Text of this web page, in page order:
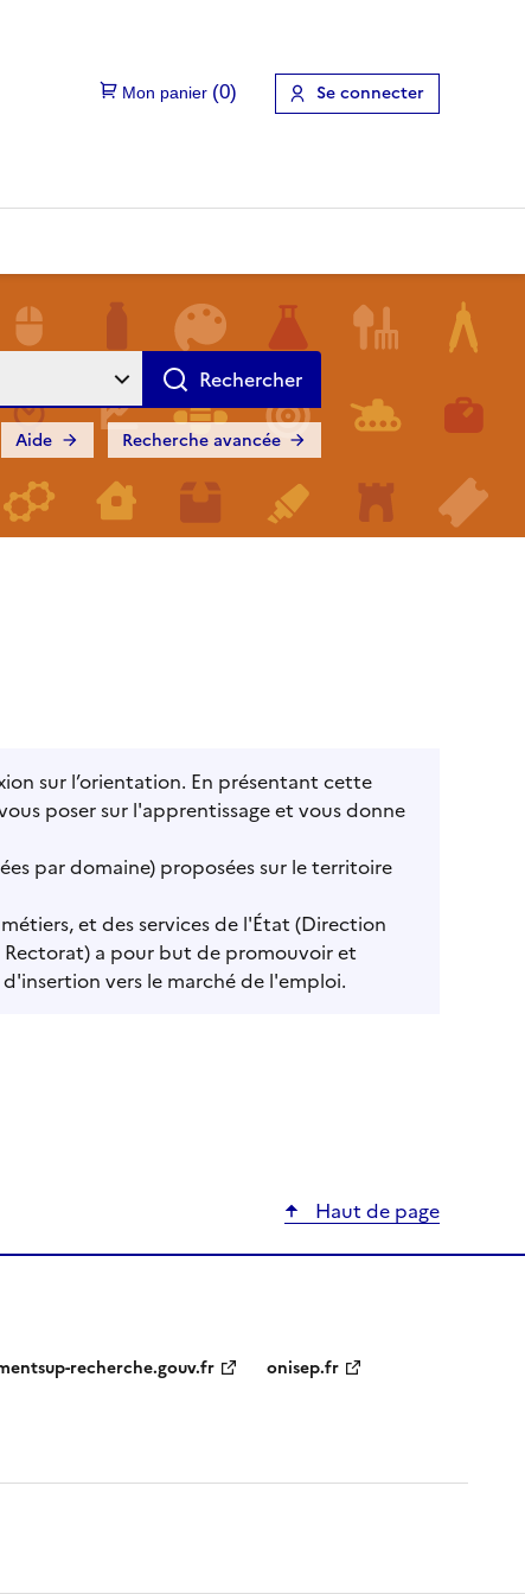
Se connecter
Recherche avancée
Aide
sur l’orientation. En présentant cette
poser sur l'apprentissage et vous donne
par domaine) proposées sur le territoire
et des services de l'État (Direction
a pour but de promouvoir et
vers le marché de l'emploi.
Haut de page
recherche.gouv.fr onisep.fr